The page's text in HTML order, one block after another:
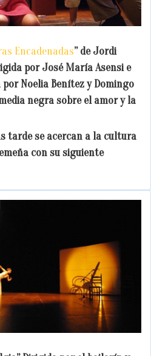
Encadenadas” de Jordi
por José María Asensi e
Noelia Benítez y Domingo
negra sobre el amor y la
tarde se acercan a la cultura
con su siguiente